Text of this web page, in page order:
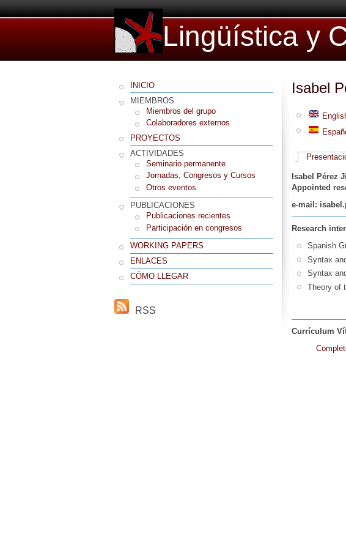
Lingüística y
INICIO
MIEMBROS
Miembros del grupo
Colaboradores externos
PROYECTOS
ACTIVIDADES
Seminario permanente
Jornadas, Congresos y Cursos
Otros eventos
PUBLICACIONES
Publicaciones recientes
Participación en congresos
WORKING PAPERS
ENLACES
CÓMO LLEGAR
RSS
Isabel
Isabel Pérez
Appointed
e-mail:
Research
Spanish
Syntax
Syntax
Theory of
Currículum